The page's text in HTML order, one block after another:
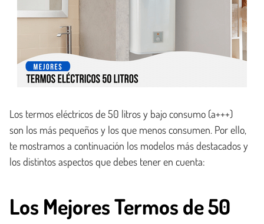
Los termos eléctricos de 50 litros y bajo consumo (a+++)
son los más pequeños y los que menos consumen. Por ello,
te mostramos a continuación los modelos más destacados y
los distintos aspectos que debes tener en cuenta:
Los Mejores Termos de 50